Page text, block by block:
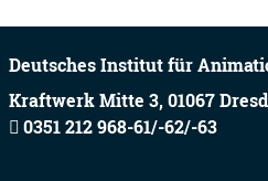
Deutsches Institut für
Kraftwerk Mitte 3,01067
0351 212 968-61/-62/-63